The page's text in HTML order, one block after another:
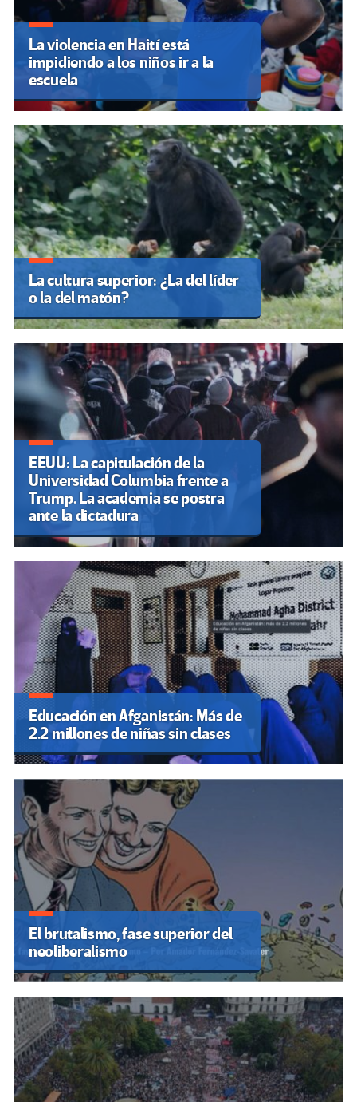
La violencia en Haití está
impidiendo a los niños ir a la
escuela
La cultura superior: ¿La del líder
o la del matón?
EEUU: La capitulación de la
Universidad Columbia frente a
Trump. La academia se postra
ante la dictadura
Educación en Afganistán: Más de
2.2 millones de niñas sin clases
El brutalismo, fase superior del
neoliberalismo